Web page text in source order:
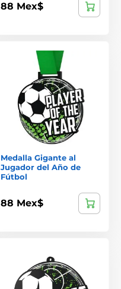
88 Mex$
Medalla Gigante al
Jugador del Año de
Fútbol
88 Mex$